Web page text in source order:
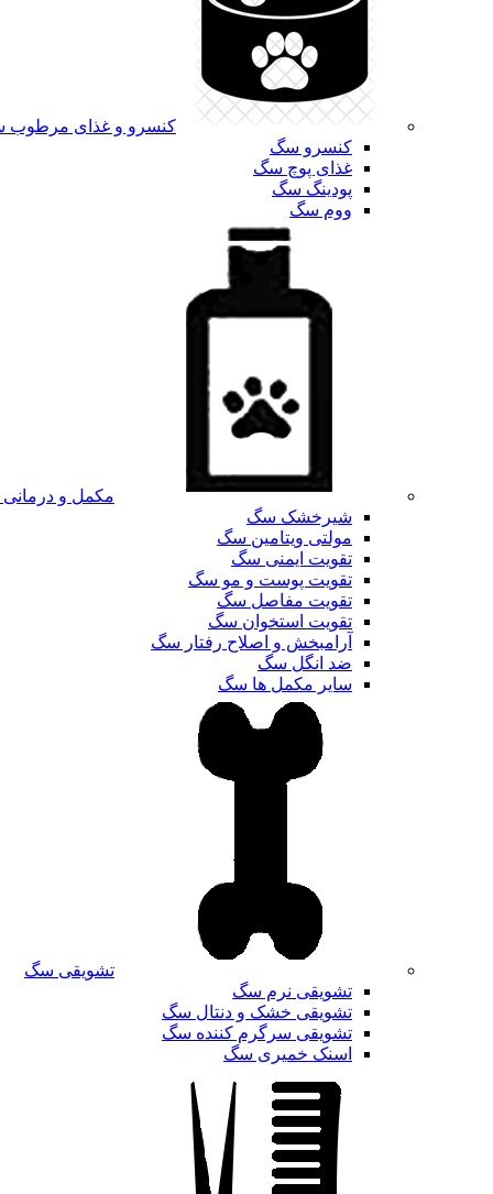
کنسرو و غذای
کنسرو سگ
غذای پوچ سگ
پودینگ سگ
ووم سگ
مکمل و
شیرخشک سگ
مولتی ویتامین سگ
تقویت ایمنی سگ
تقویت پوست و مو سگ
تقویت مفاصل سگ
تقویت استخوان سگ
آرامبخش و اصلاح رفتار سگ
ضد انگل سگ
سایر مکمل ها سگ
تشویقی سگ
تشویقی نرم سگ
تشویقی خشک و دنتال سگ
تشویقی سرگرم کننده سگ
اسنک خمیری سگ